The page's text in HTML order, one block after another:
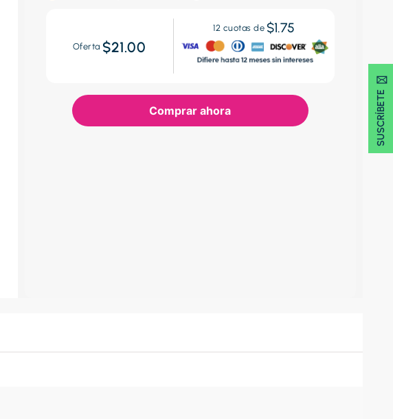
SUSCRÍBETE 🖂
Oferta $21.00
12 cuotas de $1.75
Comprar ahora